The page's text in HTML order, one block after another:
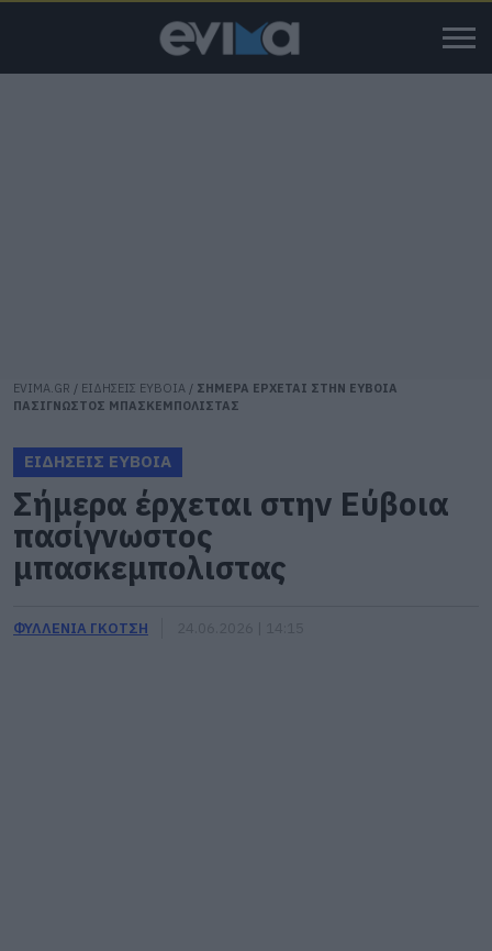
EVIMA.GR / ΕΙΔΗΣΕΙΣ ΕΥΒΟΙΑ / ΣΗΜΕΡΑ ΕΡΧΕΤΑΙ ΣΤΗΝ ΕΥΒΟΙΑ
ΠΑΣΙΓΝΩΣΤΟΣ ΜΠΑΣΚΕΜΠΟΛΙΣΤΑΣ
ΕΙΔΗΣΕΙΣ ΕΥΒΟΙΑ
Σήμερα έρχεται στην Εύβοια
πασίγνωστος
μπασκεμπολιστας
ΦΥΛΛΕΝΙΑ ΓΚΟΤΣΗ